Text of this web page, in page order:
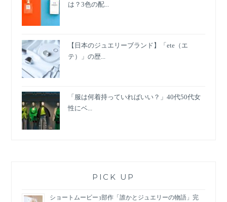
は？3色の配...
【日本のジュエリーブランド】「ete（エ
テ）」の歴...
「服は何着持っていればいい？」40代50代女
性にベ...
PICK UP
ショートムービー3部作「誰かとジュエリーの物語」完